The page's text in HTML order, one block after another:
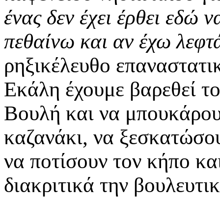
ένας δεν έχει έρθει εδώ
πεθαίνω και αν έχω
ρηξικέλευθο
Εκάλη έχουμε βαρεθεί
Βουλή και να
καζανάκι, να
να ποτίσουν τον κήπο
διακριτικά την